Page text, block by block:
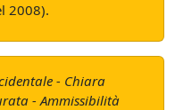
2008).
- Chiara
- Ammissibilità